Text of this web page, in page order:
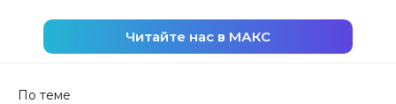
Читайте нас в МАКС
По теме